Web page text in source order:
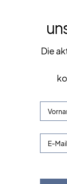
Die
E-Mail